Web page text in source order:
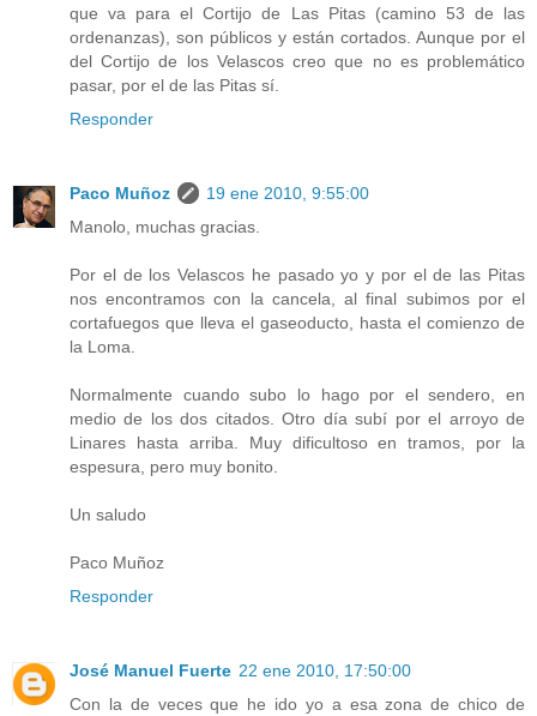
que va para el Cortijo de Las Pitas (camino 53 de las
ordenanzas), son públicos y están cortados. Aunque por el
del Cortijo de los Velascos creo que no es problemático
pasar, por el de las Pitas sí.
Responder
Paco Muñoz
19 ene 2010, 9:55:00
Manolo, muchas gracias.
Por el de los Velascos he pasado yo y por el de las Pitas
nos encontramos con la cancela, al final subimos por el
cortafuegos que lleva el gaseoducto, hasta el comienzo de
la Loma.
Normalmente cuando subo lo hago por el sendero, en
medio de los dos citados. Otro día subí por el arroyo de
Linares hasta arriba. Muy dificultoso en tramos, por la
espesura, pero muy bonito.
Un saludo
Paco Muñoz
Responder
José Manuel Fuerte 22 ene 2010, 17:50:00
Con la de veces que he ido yo a esa zona de chico de